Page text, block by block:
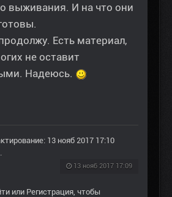
выживания. И на что они
Есть материал,
не оставит
Надеюсь.
13 нояб 2017 17:10
13 нояб 2017 17:09
или Регистрация , чтобы